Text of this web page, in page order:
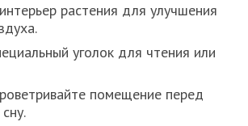
растения для улучшения
уголок для чтения или
помещение перед